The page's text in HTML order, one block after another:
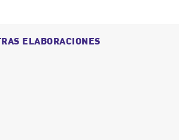
ELABORACIONES